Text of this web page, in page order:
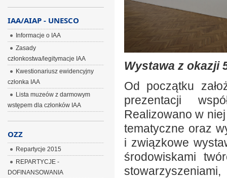
Wystawa z okazji
Od początku
prezentacji
Realizowano w
tematyczne oraz
i związkowe
środowiskami
IAA/AIAP - UNESCO
Informacje o IAA
Zasady
członkostwa/legitymacje IAA
Kwestionariusz ewidencyjny
członka IAA
Lista muzeów z darmowym
wstępem dla członków IAA
OZZ
Repartycje 2015
REPARTYCJE -
DOFINANSOWANIA